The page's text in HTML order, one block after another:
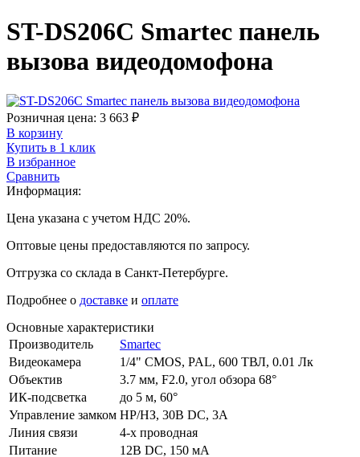
ST-DS206C Smartec панель
вызова видеодомофона
Розничная цена: 3 663 ₽
В корзину
Купить в 1 клик
В избранное
Сравнить
Информация:
Цена указана с учетом НДС 20%.
Оптовые цены предоставляются по запросу.
Отгрузка со склада в Санкт-Петербурге.
Подробнее о доставке и оплате
Основные характеристики
Производитель
Smartec
Видеокамера
1/4" CMOS, PAL, 600 ТВЛ, 0.01 Лк
Объектив
3.7 мм, F2.0, угол обзора 68°
ИК-подсветка
до 5 м, 60°
Управление замком НР/НЗ, 30В DC, 3A
Линия связи
4-х проводная
Питание
12В DC, 150 мА